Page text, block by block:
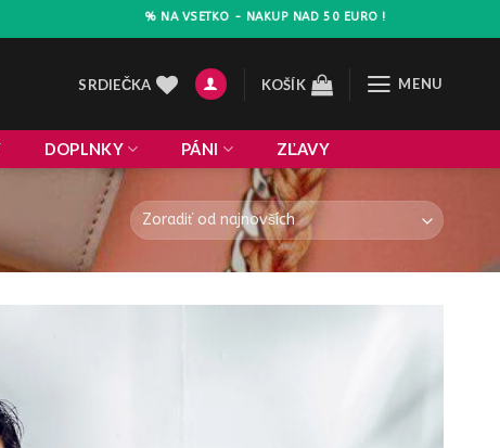
ZLAVA 10% NA VSETKO - NAKUP NAD 50 EURO !
SRDIEČKA KOŠÍK MENU
DOPLNKY PÁNI ZĽAVY